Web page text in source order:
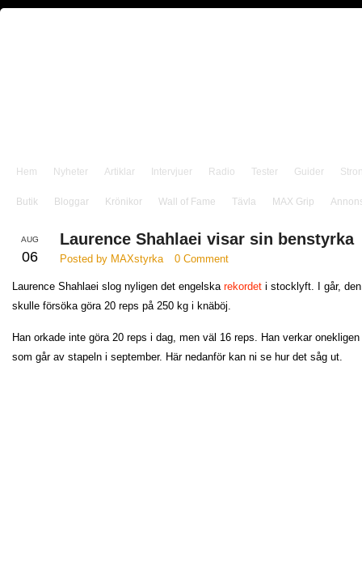
Hem Nyheter Artiklar Intervjuer Radio Tester Guider
Butik Bloggar Krönikor Wall of Fame Tävla MAX Grip
AUG
06
Laurence Shahlaei visar sin benstyrka
Posted by MAXstyrka 0 Comment
Laurence Shahlaei slog nyligen det engelska rekordet i stocklyft. I går,
skulle försöka göra 20 reps på 250 kg i knäböj.
Han orkade inte göra 20 reps i dag, men väl 16 reps. Han verkar
som går av stapeln i september. Här nedanför kan ni se hur det såg ut.